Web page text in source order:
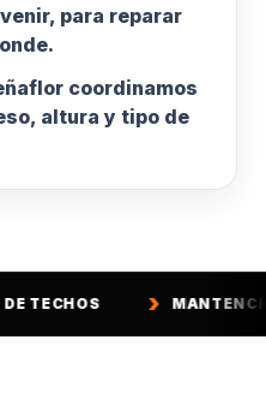
para reparar
coordinamos
altura y tipo de
MANTENCIÓN DE TECHOS